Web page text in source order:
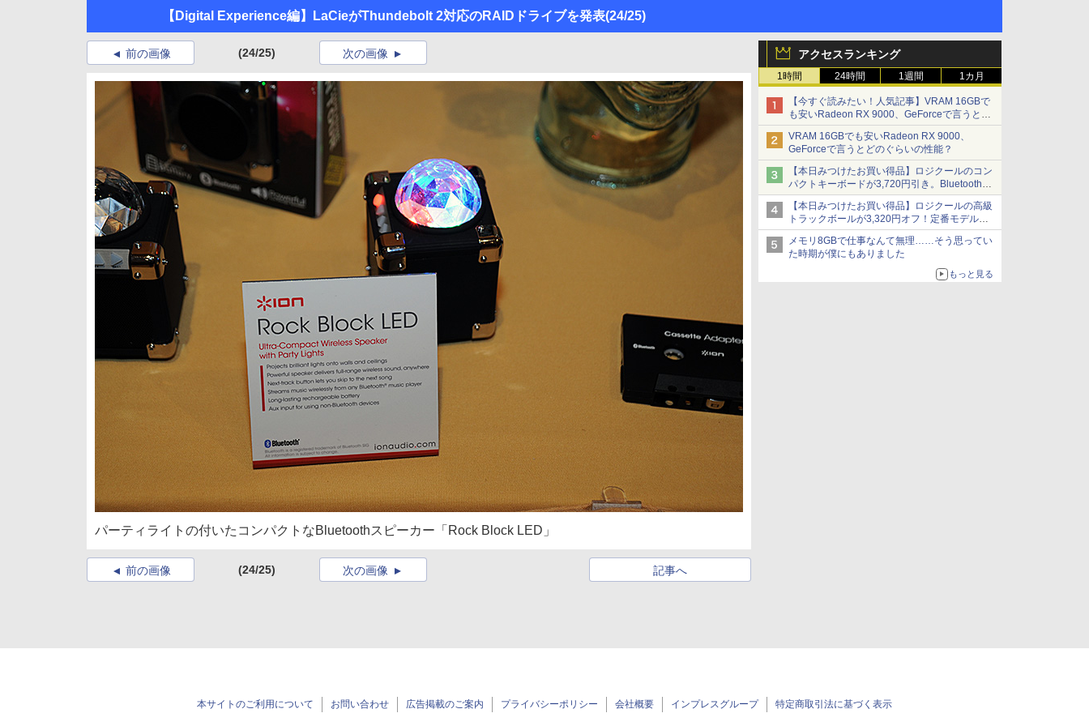
【Digital Experience編】LaCieがThundebolt 2対応のRAIDドライブを発表(24/25)
アクセスランキング
1時間 24時間 1週間 1カ月
【今すぐ読みたい！人気記事】VRAM 16GBで
も安いRadeon RX 9000、GeForceで言うとど
のぐらいの性能？ - PC Watch
VRAM 16GBでも安いRadeon RX 9000、
GeForceで言うとどのぐらいの性能？
【本日みつけたお買い得品】ロジクールのコン
パクトキーボードが3,720円引き。Bluetoothで3
台接続対応
【本日みつけたお買い得品】ロジクールの高級
トラックボールが3,320円オフ！定番モデルも
5,280円に割引中
メモリ8GBで仕事なんて無理……そう思ってい
た時期が僕にもありました
もっと見る
前の画像 (24/25) 次の画像
パーティライトの付いたコンパクトなBluetoothスピーカー「Rock Block LED」
前の画像 (24/25) 記事へ
次の画像
本サイトのご利用について お問い合わせ 広告掲載のご案内 プライバシーポリシー 会社概要 インプレスグループ 特定商取引法に基づく表示